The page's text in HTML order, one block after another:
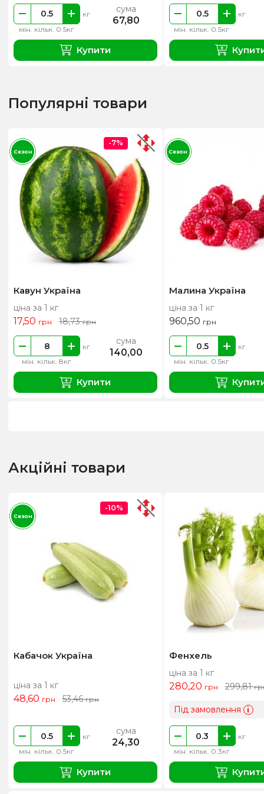
мін. кільк. 0.5кг
кг сума
67,80
Купити
мін. кільк. 0.5кг
кг
Популярні товари
Кавун Україна
ціна за 1 кг
17,50 грн 18,73грн
мін. кільк. 8кг
кг сума
140,00
Купити
-7%
Сезон
Малина Україна
ціна за 1 кг
960,50 грн
мін. кільк. 0.5кг
кг
Сезон
Акційні товари
Кабачок Україна
ціна за 1 кг
48,60 грн 53,46грн
мін. кільк. 0.5кг
кг сума
24,30
Купити
-10%
Сезон
Фенхель
ціна за 1 кг
280,20 грн 299,81
Під замовлення i
мін. кільк. 0.3кг
кг